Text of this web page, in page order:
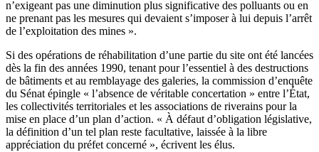
n’exigeant pas une diminution plus significative des polluants ou en
ne prenant pas les mesures qui devaient s’imposer à lui depuis l’arrêt
de l’exploitation des mines ».
Si des opérations de réhabilitation d’une partie du site ont été lancées
dès la fin des années 1990, tenant pour l’essentiel à des destructions
de bâtiments et au remblayage des galeries, la commission d’enquête
du Sénat épingle « l’absence de véritable concertation » entre l’État,
les collectivités territoriales et les associations de riverains pour la
mise en place d’un plan d’action. « À défaut d’obligation législative,
la définition d’un tel plan reste facultative, laissée à la libre
appréciation du préfet concerné », écrivent les élus.